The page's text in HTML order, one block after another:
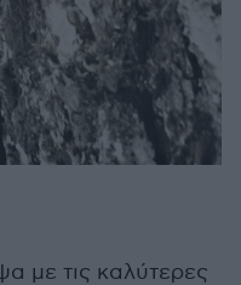
με τις καλύτερες